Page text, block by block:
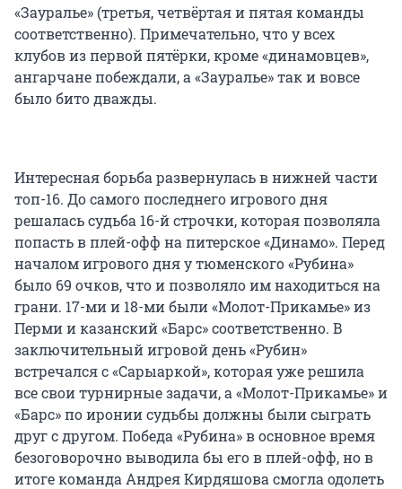
«Зауралье» (третья, четвёртая и пятая команды
соответственно). Примечательно, что у всех
клубов из первой пятёрки, кроме «динамовцев»,
ангарчане побеждали, а «Зауралье» так и вовсе
было бито дважды.
Интересная борьба развернулась в нижней части
топ-16. До самого последнего игрового дня
решалась судьба 16-й строчки, которая позволяла
попасть в плей-офф на питерское «Динамо». Перед
началом игрового дня у тюменского «Рубина»
было 69 очков, что и позволяло им находиться на
грани. 17-ми и 18-ми были «Молот-Прикамье» из
Перми и казанский «Барс» соответственно. В
заключительный игровой день «Рубин»
встречался с «Сарыаркой», которая уже решила
все свои турнирные задачи, а «Молот-Прикамье» и
«Барс» по иронии судьбы должны были сыграть
друг с другом. Победа «Рубина» в основное время
безоговорочно выводила бы его в плей-офф, но в
итоге команда Андрея Кирдяшова смогла одолеть